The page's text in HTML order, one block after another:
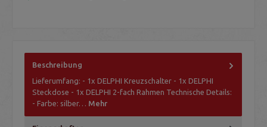
Beschreibung
Lieferumfang: - 1x DELPHI Kreuzschalter - 1x DELPHI
Steckdose - 1x DELPHI 2-fach Rahmen Technische Details:
- Farbe: silber… Mehr